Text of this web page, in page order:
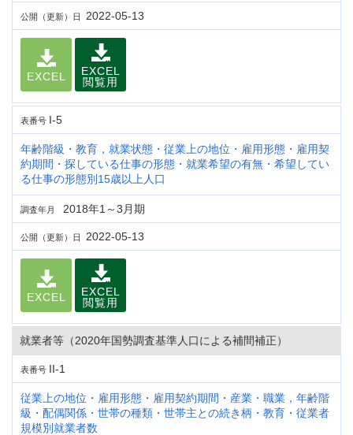
公開（更新）日 2022-05-13
EXCEL
EXCEL
閲覧用
表番号 I-5
年齢階級・教育，就業状態・従業上の地位・雇用形態・雇用契
約期間・探している仕事の形態・就業希望の有無・希望してい
る仕事の形態別15歳以上人口
調査年月 2018年1～3月期
公開（更新）日 2022-05-13
EXCEL
EXCEL
閲覧用
就業者等（2020年国勢調査基準人口による補間補正）
表番号 II-1
従業上の地位・雇用形態・雇用契約期間・産業・職業，年齢階
級・配偶関係・世帯の種類・世帯主との続き柄・教育・従業者
規模別就業者数